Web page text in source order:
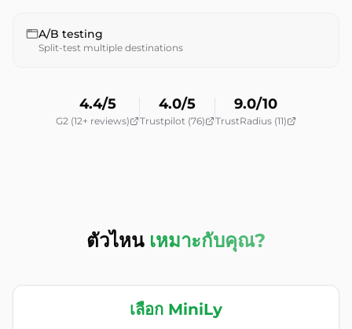
A/B testing
Split-test multiple destinations
4.4/5
G2 (12+ reviews)
4.0/5
Trustpilot (76)
9.0/10
TrustRadius (11)
ตัวไหน เหมาะกับคุณ?
เลือก MiniLy